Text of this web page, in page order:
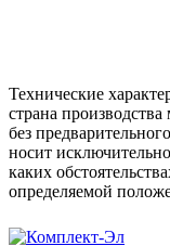
Технические
страна
без
носит
каких
определяемой